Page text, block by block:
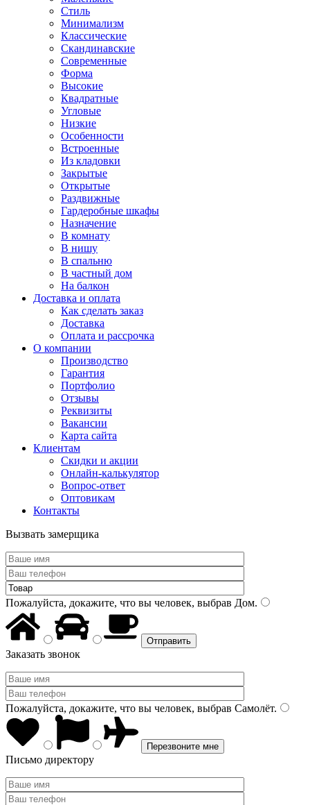
Стиль
Минимализм
Классические
Скандинавские
Современные
Форма
Высокие
Квадратные
Угловые
Низкие
Особенности
Встроенные
Из кладовки
Закрытые
Открытые
Раздвижные
Гардеробные шкафы
Назначение
В комнату
В нишу
В спальню
В частный дом
На балкон
Доставка и оплата
Как сделать заказ
Доставка
Оплата и рассрочка
О компании
Производство
Гарантия
Портфолио
Отзывы
Реквизиты
Вакансии
Карта сайта
Клиентам
Скидки и акции
Онлайн-калькулятор
Вопрос-ответ
Оптовикам
Контакты
Вызвать замерщика
Пожалуйста, докажите, что вы человек, выбрав Дом.
Заказать звонок
Пожалуйста, докажите, что вы человек, выбрав Самолёт.
Письмо директору